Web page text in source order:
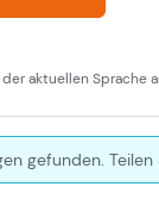
aktuellen Sprache
gefunden.